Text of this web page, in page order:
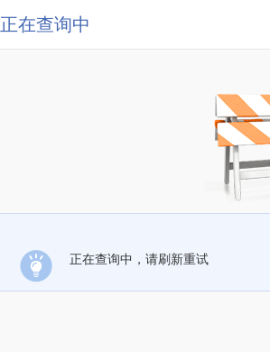
正在查询中
正在查询中，请刷新重试